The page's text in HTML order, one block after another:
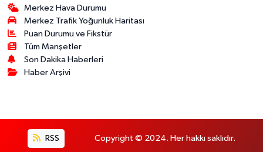
Merkez Hava Durumu
Merkez Trafik Yoğunluk Haritası
Puan Durumu ve Fikstür
Tüm Manşetler
Son Dakika Haberleri
Haber Arşivi
RSS Copyright © 2024. Her hakkı saklıdır.